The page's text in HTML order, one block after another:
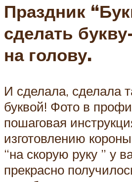
Праздник
сделать
на голову.
И сделала, сделала
буквой! Фото в
пошаговая
изготовлению
“на скорую руку ” у
прекрасно